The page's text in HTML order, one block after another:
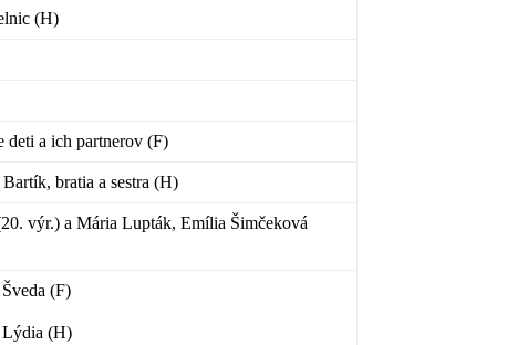
(H)
deti a ich partnerov (F)
bratia a sestra (H)
výr.) a Mária Lupták, Emília Šimčeková
(F)
Lýdia (H)